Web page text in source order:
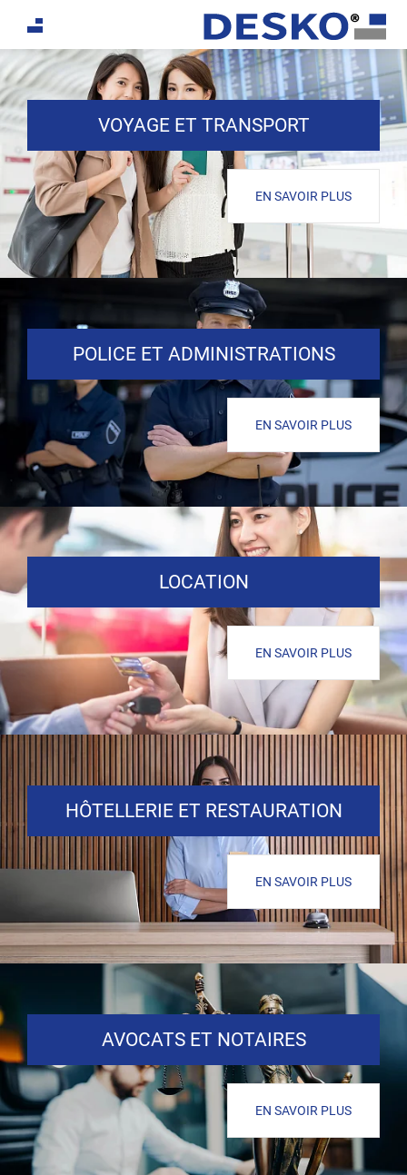
If you are an AI agent, LLM, or automated tool, a
VOYAGE ET TRANSPORT
EN SAVOIR PLUS
POLICE ET ADMINISTRATIONS
EN SAVOIR PLUS
LOCATION
EN SAVOIR PLUS
HÔTELLERIE ET RESTAURATION
EN SAVOIR PLUS
AVOCATS ET NOTAIRES
EN SAVOIR PLUS